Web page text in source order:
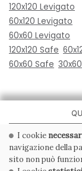
120x120 Levigato
60x120 Levigato
60x60 Levigato
120x120 Safe
60x60 Safe
I cookie
navigazione della
sito non può